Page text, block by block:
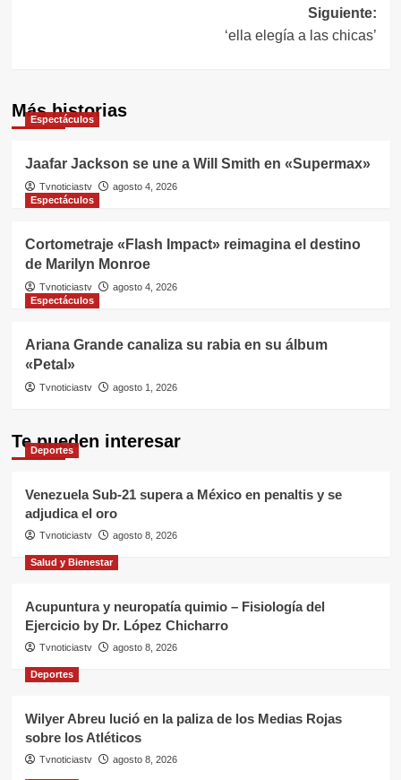
Siguiente:
‘ella elegía a las chicas’
Más historias
Espectáculos
Jaafar Jackson se une a Will Smith en «Supermax»
Tvnoticiastv
agosto 4, 2026
Espectáculos
Cortometraje «Flash Impact» reimagina el destino
de Marilyn Monroe
Tvnoticiastv
agosto 4, 2026
Espectáculos
Ariana Grande canaliza su rabia en su álbum
«Petal»
Tvnoticiastv agosto 1, 2026
Te pueden interesar
Deportes
Venezuela Sub-21 supera a México en penaltis y se
adjudica el oro
Tvnoticiastv agosto 8, 2026
Salud y Bienestar
Acupuntura y neuropatía quimio – Fisiología del
Ejercicio by Dr. López Chicharro
Tvnoticiastv agosto 8, 2026
Deportes
Wilyer Abreu lució en la paliza de los Medias Rojas
sobre los Atléticos
Tvnoticiastv agosto 8, 2026